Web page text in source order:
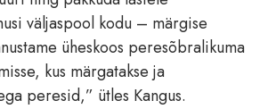
väljaspool kodu – märgise
üheskoos peresõbralikuma
kus märgatakse ja
peresid,” ütles Kangus.